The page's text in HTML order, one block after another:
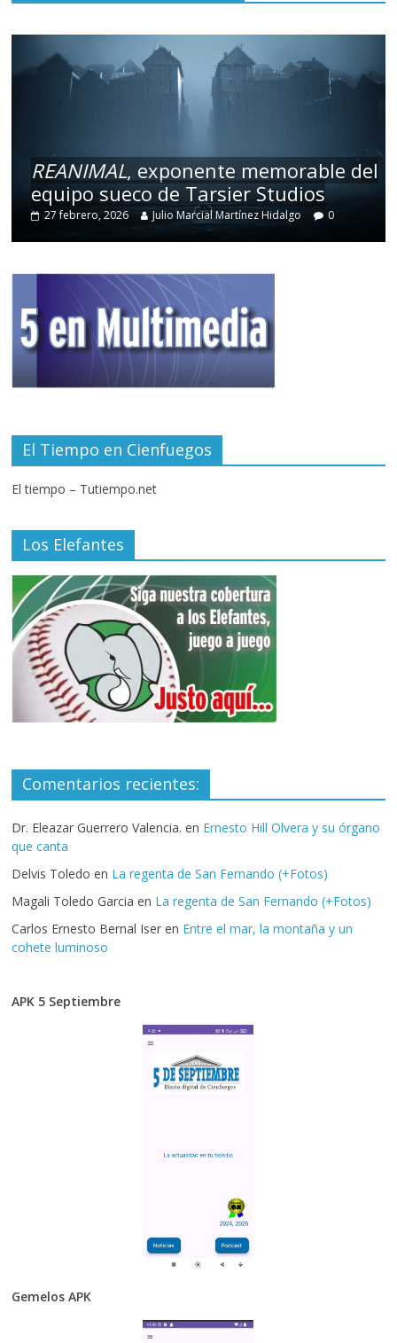
REANIMAL, exponente memorable del
equipo sueco de Tarsier Studios
27 febrero, 2026 Julio Marcial Martínez Hidalgo 0
El Tiempo en Cienfuegos
El tiempo – Tutiempo.net
Los Elefantes
Comentarios recientes:
Dr. Eleazar Guerrero Valencia. en Ernesto Hill Olvera y su órgano
que canta
Delvis Toledo en La regenta de San Fernando (+Fotos)
Magali Toledo Garcia en La regenta de San Fernando (+Fotos)
Carlos Ernesto Bernal Iser en Entre el mar, la montaña y un
cohete luminoso
APK 5 Septiembre
Gemelos APK